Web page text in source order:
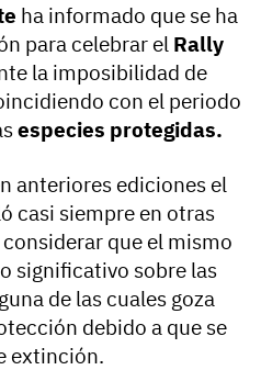
ha informado que se ha
para celebrar el Rally
la imposibilidad de
con el periodo
especies protegidas.
anteriores ediciones el
casi siempre en otras
que el mismo
significativo sobre las
de las cuales goza
debido a que se
extinción.